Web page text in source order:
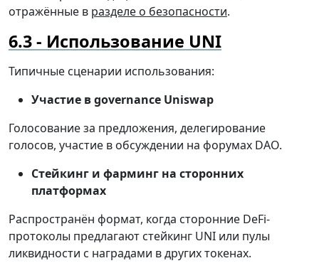
отражённые в разделе о безопасности.
Использование UNI
Типичные сценарии использования:
Участие в governance Uniswap
Голосование за предложения, делегирование
голосов, участие в обсуждении на форумах DAO.
Стейкинг и фарминг на сторонних
платформах
Распространён формат, когда сторонние DeFi-
протоколы предлагают стейкинг UNI или пулы
ликвидности с наградами в других токенах.